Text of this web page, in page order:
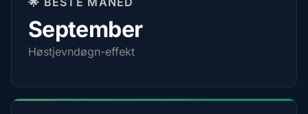
September
Høstjevndøgn-effekt